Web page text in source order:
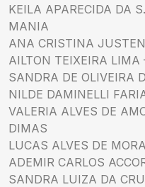
KEILA APARECIDA DA
MANIA
ANA CRISTINA
AILTON TEIXEIRA LIMA
SANDRA DE OLIVEIRA
NILDE DAMINELLI
VALERIA ALVES DE
DIMAS
LUCAS ALVES DE
ADEMIR CARLOS
SANDRA LUIZA DA